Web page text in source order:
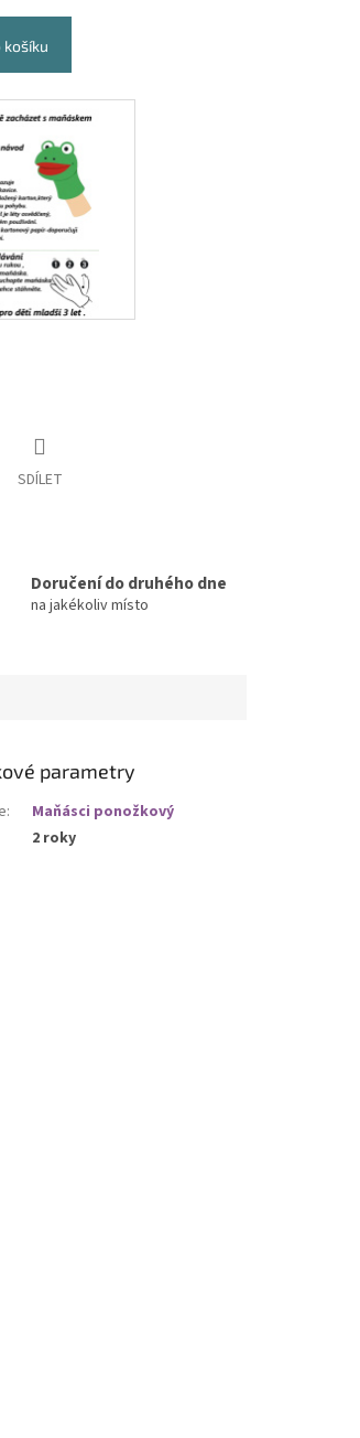
košíku
SDÍLET
Doručení do druhého dne
na jakékoliv místo
parametry
:
Maňásci ponožkový
2 roky